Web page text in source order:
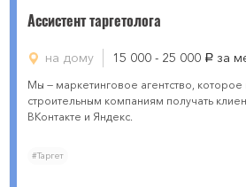
Ассистент таргетолога
на дому 15 000 - 25 000 руб. за
Мы — маркетинговое агентство, которое
строительным компаниям получать
ВКонтакте и Яндекс.
#Таргет